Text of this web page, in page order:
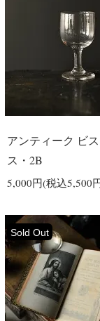
アンティーク ビ
ス・2B
5,000円(税込5,500
Sold Out